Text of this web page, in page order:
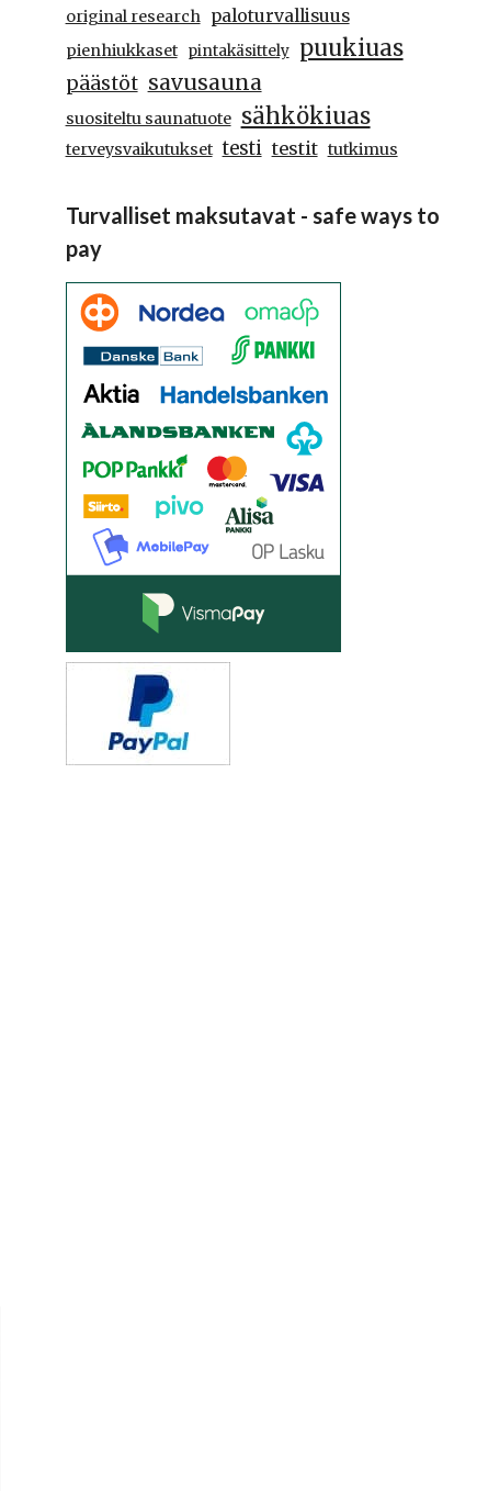
original research paloturvallisuus
pienhiukkaset pintakäsittely puukiuas
päästöt savusauna
suositeltu saunatuote sähkökiuas
terveysvaikutukset testi testit tutkimus
Turvalliset maksutavat - safe ways to
pay